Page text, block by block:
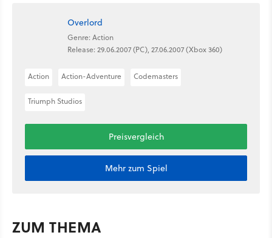
Overlord
Genre: Action
Release: 29.06.2007 (PC), 27.06.2007 (Xbox 360)
Action Action-Adventure Codemasters
Triumph Studios
Preisvergleich
Mehr zum Spiel
ZUM THEMA